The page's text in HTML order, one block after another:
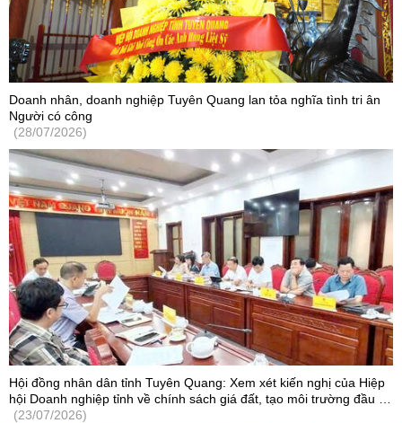
Doanh nhân, doanh nghiệp Tuyên Quang lan tỏa nghĩa tình tri ân
Người có công
(28/07/2026)
Hội đồng nhân dân tỉnh Tuyên Quang: Xem xét kiến nghị của Hiệp
hội Doanh nghiệp tỉnh về chính sách giá đất, tạo môi trường đầu tư
cạnh tranh
(23/07/2026)